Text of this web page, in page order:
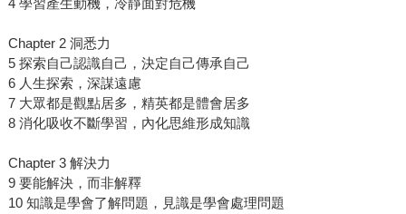
4 學習產生動機，冷靜面對危機
Chapter 2 洞悉力
5 探索自己認識自己，決定自己傳承自己
6 人生探索，深謀遠慮
7 大眾都是觀點居多，精英都是體會居多
8 消化吸收不斷學習，內化思維形成知識
Chapter 3 解決力
9 要能解決，而非解釋
10 知識是學會了解問題，見識是學會處理問題